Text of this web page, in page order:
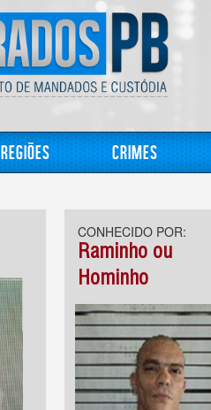
Regiões Crimes
CONHECIDO POR:
Raminho ou
Hominho